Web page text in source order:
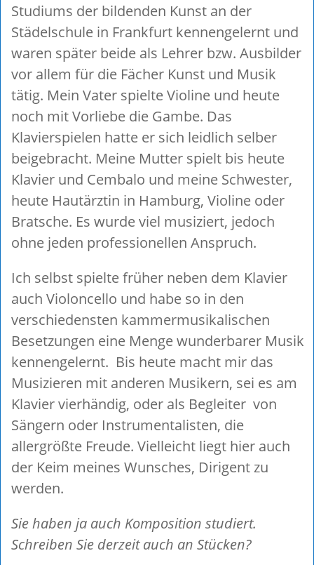
Studiums der bildenden Kunst an der
Städelschule in Frankfurt kennengelernt und
waren später beide als Lehrer bzw. Ausbilder
vor allem für die Fächer Kunst und Musik
tätig. Mein Vater spielte Violine und heute
noch mit Vorliebe die Gambe. Das
Klavierspielen hatte er sich leidlich selber
beigebracht. Meine Mutter spielt bis heute
Klavier und Cembalo und meine Schwester,
heute Hautärztin in Hamburg, Violine oder
Bratsche. Es wurde viel musiziert, jedoch
ohne jeden professionellen Anspruch.
Ich selbst spielte früher neben dem Klavier
auch Violoncello und habe so in den
verschiedensten kammermusikalischen
Besetzungen eine Menge wunderbarer Musik
kennengelernt. Bis heute macht mir das
Musizieren mit anderen Musikern, sei es am
Klavier vierhändig, oder als Begleiter von
Sängern oder Instrumentalisten, die
allergrößte Freude. Vielleicht liegt hier auch
der Keim meines Wunsches, Dirigent zu
werden.
Sie haben ja auch Komposition studiert.
Schreiben Sie derzeit auch an Stücken?